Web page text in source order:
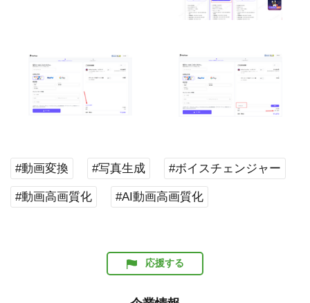
#動画変換 #写真生成 #ボイスチェンジャー
#動画高画質化 #AI動画高画質化
応援する